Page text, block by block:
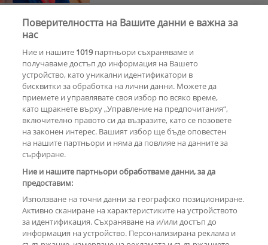
РЕКЛАМА
КОМЕНТАРИ
Поверителността на Вашите данни е важна за
нас
Ние и нашите 1019партньори съхраняваме и
получаваме достъп до информация на Вашето
устройство, като уникални идентификатори в
бисквитки за обработка на лични данни. Можете да
приемете и управлявате своя избор по всяко време,
като щракнете върху „Управление на предпочитания“,
включително правото си да възразите, като се позовете
на законен интерес. Вашият избор ще бъде оповестен
на нашите партньори и няма да повлияе на данните за
сърфиране.
Ние и нашите партньори обработваме данни, за да
предоставим:
Използване на точни данни за географско позициониране.
Активно сканиране на характеристиките на устройството
за идентификация. Съхраняване на и/или достъп до
информация на устройство. Персонализирана реклама и